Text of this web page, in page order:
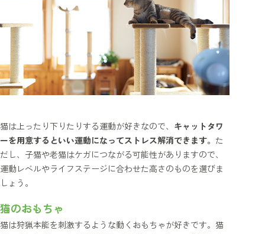
猫は上ったり下りたりする運動が好きなので、 キャットタワ
ーを用意するといい運動になってストレス解消できます。 た
だし、子猫や老猫はケガにつながる可能性がありますので、
運動レベルやライフステージに合わせた高さのものを選びま
しょう。
猫のおもちゃ
猫は狩猟本能を刺激するような動くおもちゃが好きです。猫